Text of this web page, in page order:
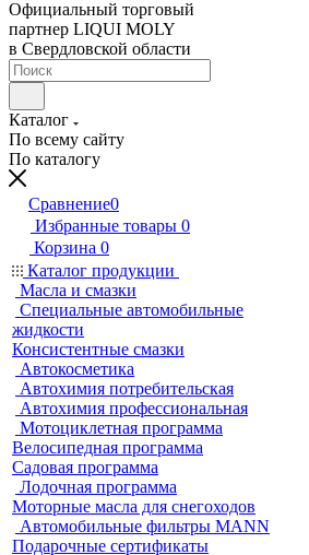
Официальный торговый
партнер LIQUI MOLY
в Свердловской области
Каталог
По всему сайту
По каталогу
Сравнение0
Избранные товары 0
Корзина 0
Каталог продукции
Масла и смазки
Специальные автомобильные
жидкости
Консистентные смазки
Автокосметика
Автохимия потребительская
Автохимия профессиональная
Мотоциклетная программа
Велосипедная программа
Садовая программа
Лодочная программа
Моторные масла для снегоходов
Автомобильные фильтры MANN
Подарочные сертификаты